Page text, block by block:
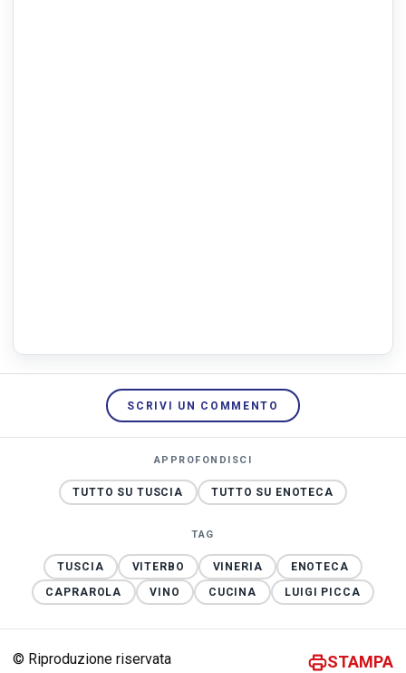
SCRIVI UN COMMENTO
APPROFONDISCI
TUTTO SU TUSCIA TUTTO SU ENOTECA
TAG
TUSCIA VITERBO VINERIA
ENOTECA
CAPRAROLA
VINO CUCINA LUIGI PICCA
© Riproduzione riservata STAMPA